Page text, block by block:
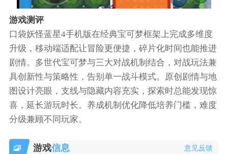
游戏测评
口袋妖怪蓝星4手机版在经典宝可梦框架上完成多维度
升级，移动端适配让冒险更便捷，碎片化时间也能推进
剧情。多世代宝可梦与三大对战机制结合，对战玩法兼
具创新性与策略性，告别单一战斗模式。原创剧情与地
图设计亮眼，支线与隐藏内容充实，探索时总能发现惊
喜，延长游玩时长。养成机制优化降低培养门槛，难度
分级兼顾不同玩家。
游戏信息 意见反馈